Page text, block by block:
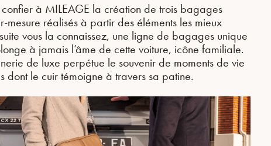
à MILEAGE la création de trois bagages
mesure réalisés à partir des éléments les mieux
vous la connaissez, une ligne de bagages unique
à jamais l’âme de cette voiture, icône familiale.
de luxe perpétue le souvenir de moments de vie
dont le cuir témoigne à travers sa patine.